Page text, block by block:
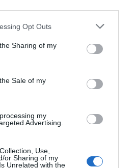
app uses one or more Google
usage behaviour. You may click to
and its third-party tags to
purposes in below Google
Opt Outs
Sharing of my
Sale of my
my
Advertising.
Use,
or Sharing of my
Unrelated with the
debater.gr στο
Google News
ΔΙΑΦΗΜΙΣΗ